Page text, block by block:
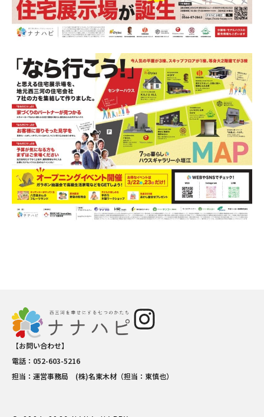
【お問い合わせ】
電話：052-603-5216
担当：運営事務局 (株)名東木材（担当：東慎也）